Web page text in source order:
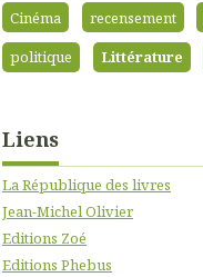
Cinéma recensement
politique
Littérature
Liens
La République des livres
Jean-Michel Olivier
Editions Zoé
Editions Phebus